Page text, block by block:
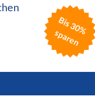
B
is
3
0
%
s
p
a
r
e
n